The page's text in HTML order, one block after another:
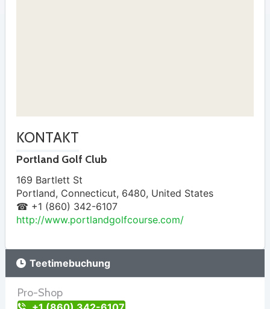
KONTAKT
Portland Golf Club
169 Bartlett St
Portland, Connecticut, 6480, United States
☎ +1 (860) 342-6107
http://www.portlandgolfcourse.com/
Teetimebuchung
Pro-Shop